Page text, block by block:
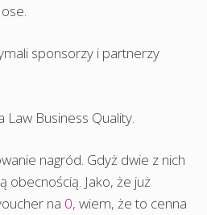
sponsorzy i partnerzy
nagród. Gdyż dwie z nich
obecnością. Jako, że już
na 0, wiem, że to cenna